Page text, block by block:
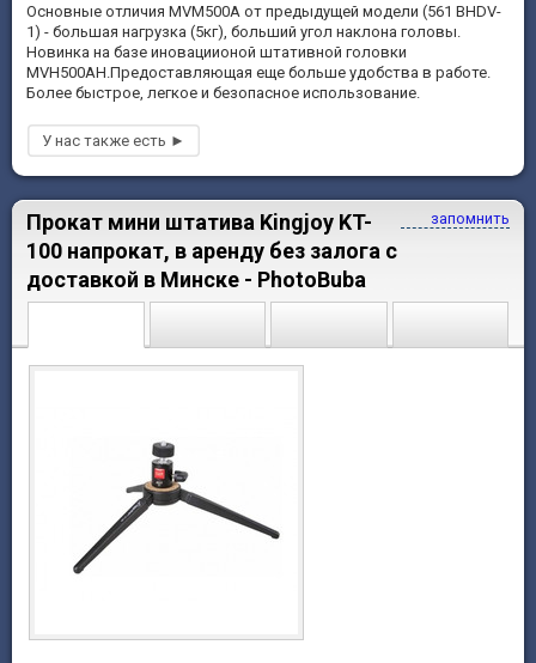
Основные отличия MVM500A от предыдущей модели (561 BHDV-
1) - большая нагрузка (5кг), больший угол наклона головы.
Новинка на базе иновациионой штативной головки
MVH500AH.Предоставляющая еще больше удобства в работе.
Более быстрое, легкое и безопасное использование.
запомнить
Прокат мини штатива Kingjoy KT-
100 напрокат, в аренду без залога с
доставкой в Минске - PhotoBuba